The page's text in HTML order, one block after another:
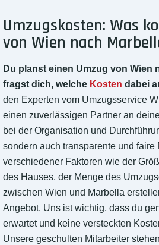
Umzugskosten: Was
von Wien nach
Du planst einen Umzug von Wien
fragst dich, welche Kosten dabei
den Experten vom Umzugsservice
einen zuverlässigen Partner an
bei der Organisation und
sondern auch transparente und faire
verschiedener Faktoren wie der
des Hauses, der Menge des
zwischen Wien und Marbella
Angebot. Uns ist wichtig, dass du
erwartet und keine versteckten
Unsere geschulten Mitarbeiter